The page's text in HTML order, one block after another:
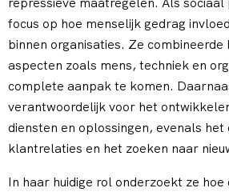
focus op hoe menselijk gedrag
binnen organisaties. Ze
aspecten zoals mens, techniek en
complete aanpak te komen.
verantwoordelijk voor het
diensten en oplossingen, evenals het
klantrelaties en het zoeken naar
In haar huidige rol onderzoekt ze hoe